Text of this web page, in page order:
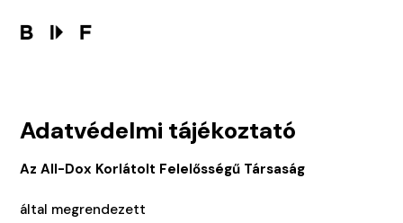
Adatvédelmi tájékoztató
Az All-Dox Korlátolt Felelősségű Társaság
által megrendezett